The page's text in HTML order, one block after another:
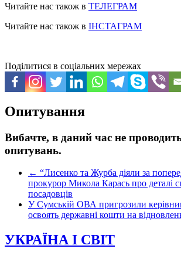
Читайте нас також в ТЕЛЕГРАМ
Читайте нас також в ІНСТАГРАМ
Поділитися в соціальних мережах
Опитування
Вибачте, в даний час не
опитувань.
← “Лисенко та Журба діяли за
прокурор Микола Карась про деталі
посадовців
У Сумській ОВА пригрозили
освоять державні кошти на
УКРАЇНА І СВІТ